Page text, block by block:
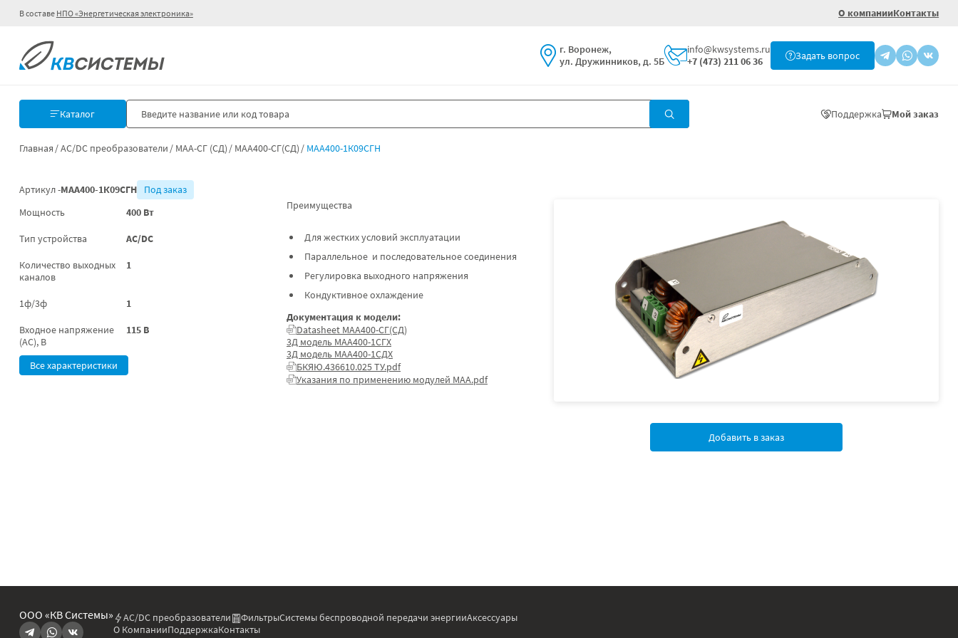
В составе НПО «Энергетическая электроника» О компанииКонтакты
г. Воронеж,
ул. Дружинников, д. 5Б
info@kwsystems.ru
+7 (473) 211 06 36
Задать вопрос
Каталог Поддержка Мой заказ
Главная AC/DC преобразователи МАА-СГ (СД) МАА400-СГ(СД) МАА400-1К09СГН
Артикул -МАА400-1К09СГН
Под заказ
Мощность
400 Вт
Тип устройства AC/DC
Количество выходных
каналов
1
1ф/3ф 1
Входное напряжение
(AC), В
115 В
Все характеристики
Преимущества
Для жестких условий эксплуатации
Параллельное и последовательное соединения
Регулировка выходного напряжения
Кондуктивное охлаждение
Документация к модели:
Datasheet МАА400-СГ(СД)
3Д модель МАА400-1СГХ
3Д модель МАА400-1СДХ
БКЯЮ.436610.025 ТУ.pdf
Указания по применению модулей МАА.pdf
Добавить в заказ
ООО «КВ Системы» AC/DC преобразователи ФильтрыСистемы беспроводной передачи энергииАксессуары
О КомпанииПоддержкаКонтакты